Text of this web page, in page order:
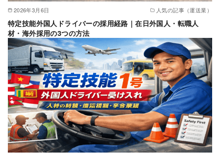
2026年3月6日 人気の記事（運送業）
特定技能外国人ドライバーの採用経路｜在日外国人・転職人
材・海外採用の3つの方法